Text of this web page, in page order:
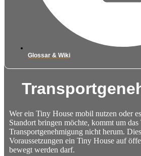
Glossar & Wiki
Wer ein Tiny House mobil nutzen oder
Standort bringen möchte, kommt um das
Transportgenehmigung nicht herum.
Voraussetzungen ein Tiny House auf
bewegt werden darf.